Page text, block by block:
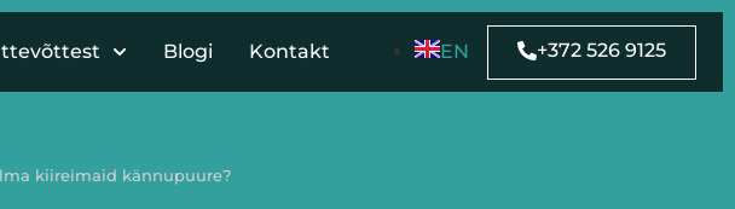
Blogi Kontakt EN +372 526 9125
kiireimaid kännupuure?